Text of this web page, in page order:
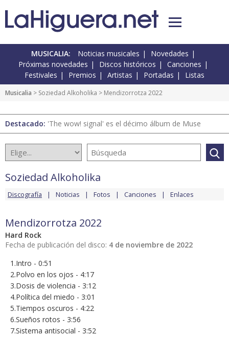
MUSICALIA: Noticias musicales
Novedades
Próximas novedades
Discos históricos
Canciones
Festivales
Premios Artistas Portadas Listas
Musicalia > Soziedad Alkoholika > Mendizorrotza 2022
Destacado: 'The wow! signal' es el décimo álbum de Muse
Soziedad Alkoholika
Discografía Noticias Fotos Canciones Enlaces
Mendizorrotza 2022
Hard Rock
Fecha de publicación del disco: 4 de noviembre de 2022
1.Intro - 0:51
2.Polvo en los ojos - 4:17
3.Dosis de violencia - 3:12
4.Política del miedo - 3:01
5.Tiempos oscuros - 4:22
6.Sueños rotos - 3:56
7.Sistema antisocial - 3:52